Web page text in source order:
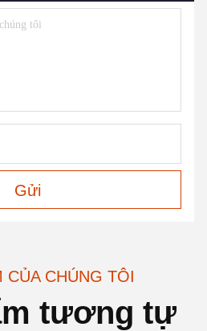
Gửi
CỦA CHÚNG TÔI
tương tự